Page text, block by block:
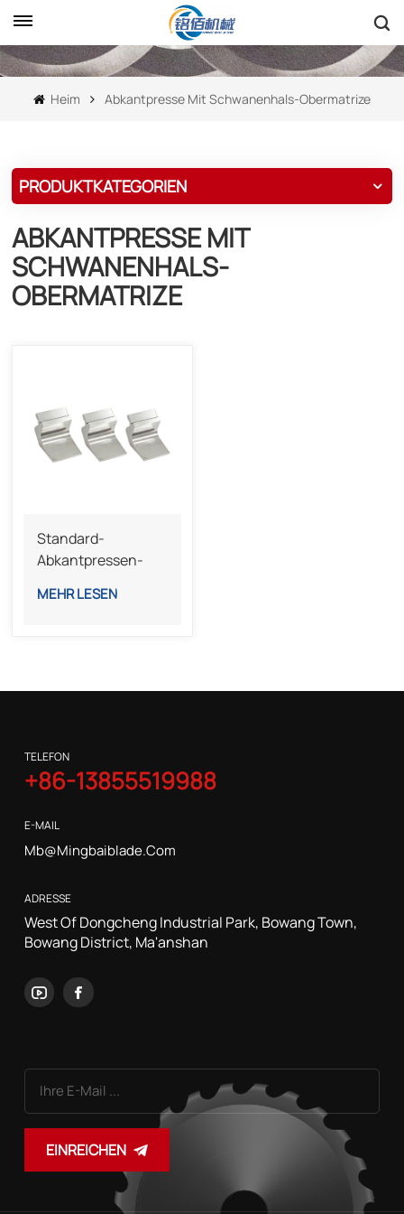
Heim Abkantpresse Mit Schwanenhals-Obermatrize
PRODUKTKATEGORIEN
ABKANTPRESSE MIT
SCHWANENHALS-
OBERMATRIZE
Standard-
Abkantpressen-
Mit Schwanenhals
MEHR LESEN
TELEFON
+86-13855519988
E-MAIL
Mb@mingbaiblade.com
ADRESSE
West Of Dongcheng Industrial Park, Bowang Town,
Bowang District, Ma'anshan
EINREICHEN